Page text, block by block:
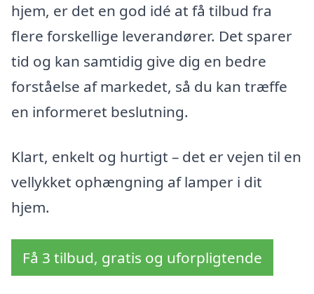
hjem, er det en god idé at få tilbud fra
flere forskellige leverandører. Det sparer
tid og kan samtidig give dig en bedre
forståelse af markedet, så du kan træffe
en informeret beslutning.
Klart, enkelt og hurtigt – det er vejen til en
vellykket ophængning af lamper i dit
hjem.
Få 3 tilbud, gratis og uforpligtende